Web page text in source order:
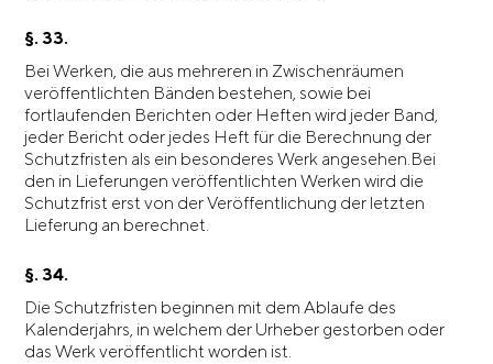
§. 33.
Bei Werken, die aus mehreren in Zwischenräumen
veröffentlichten Bänden bestehen, sowie bei
fortlaufenden Berichten oder Heften wird jeder Band,
jeder Bericht oder jedes Heft für die Berechnung der
Schutzfristen als ein besonderes Werk angesehen.Bei
den in Lieferungen veröffentlichten Werken wird die
Schutzfrist erst von der Veröffentlichung der letzten
Lieferung an berechnet.
§. 34.
Die Schutzfristen beginnen mit dem Ablaufe des
Kalenderjahrs, in welchem der Urheber gestorben oder
das Werk veröffentlicht worden ist.